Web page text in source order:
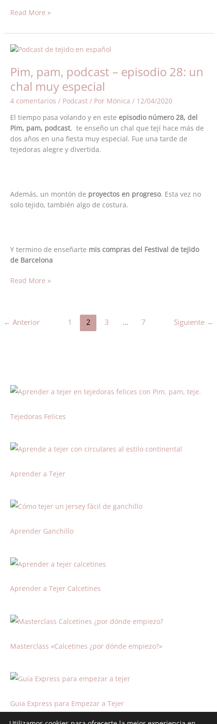
Read More »
Pim, pam, podcast – episodio 28: un
chal muy especial
4 comentarios / Podcast / Por Mónica/ 12/04/2020
El tiempo pasa volando y en esteepisodio número 28, del
Pim, pam, podcast, te enseño un chal que tejí hace más de
dos años en una fiesta muy especial. Fue una tarde de
tejedoras alegre y divertida.
Además, un montón de proyectos en progreso. Esta vez no
solo tejido, también algo de costura.
Y termino de enseñarte mis compras del Festival de tejido
de Barcelona
Pim,
podcast
episodio
28:
chal
muy
especial
Read More »
← Anterior 1 2 3 … 7 Siguiente →
Tejedoras Felices
Aprender a Tejer
Aprender Ganchillo
Aprender a Tejer Calcetines
Masterclass «Calcetines ¿por dónde empiezo?»
Guia Express para Empezar a Tejer